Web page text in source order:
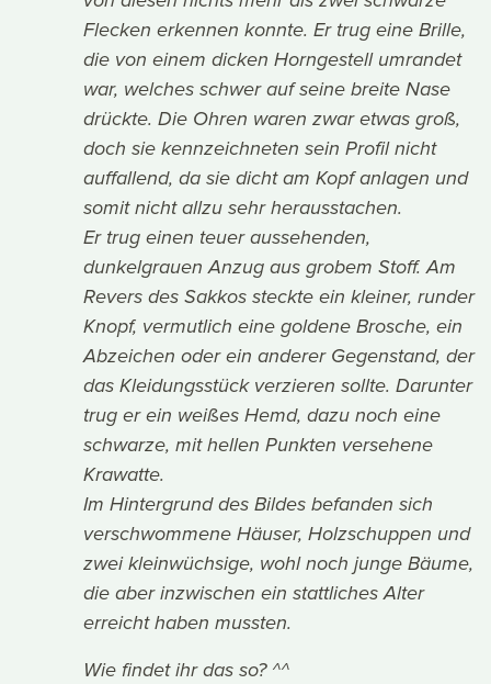
Flecken erkennen konnte. Er trug eine Brille,
die von einem dicken Horngestell umrandet
war, welches schwer auf seine breite Nase
drückte. Die Ohren waren zwar etwas groß,
doch sie kennzeichneten sein Profil nicht
auffallend, da sie dicht am Kopf anlagen und
somit nicht allzu sehr herausstachen.
Er trug einen teuer aussehenden,
dunkelgrauen Anzug aus grobem Stoff. Am
Revers des Sakkos steckte ein kleiner, runder
Knopf, vermutlich eine goldene Brosche, ein
Abzeichen oder ein anderer Gegenstand, der
das Kleidungsstück verzieren sollte. Darunter
trug er ein weißes Hemd, dazu noch eine
schwarze, mit hellen Punkten versehene
Krawatte.
Im Hintergrund des Bildes befanden sich
verschwommene Häuser, Holzschuppen und
zwei kleinwüchsige, wohl noch junge Bäume,
die aber inzwischen ein stattliches Alter
erreicht haben mussten.
Wie findet ihr das so? ^^